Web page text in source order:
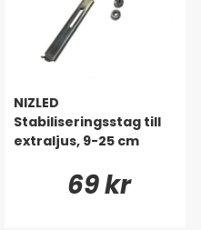
NIZLED
Stabiliseringsstag till
extraljus, 9-25 cm
69 kr